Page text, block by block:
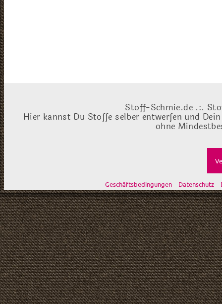
Stoff-Schmie.de .:.
Hier kannst Du Stoffe selber entwerfen und
ohne
Geschäftsbedingungen Datenschutz